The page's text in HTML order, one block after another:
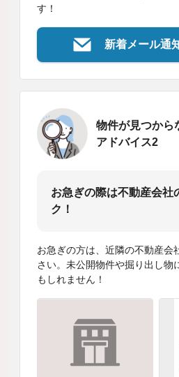
す！
新着メール通
物件が見つから
アドバイス2
お急ぎの際は不動産会社
ク！
お急ぎの方は、近隣の不動産会
さい。未公開物件や掘り出し物
もしれません！